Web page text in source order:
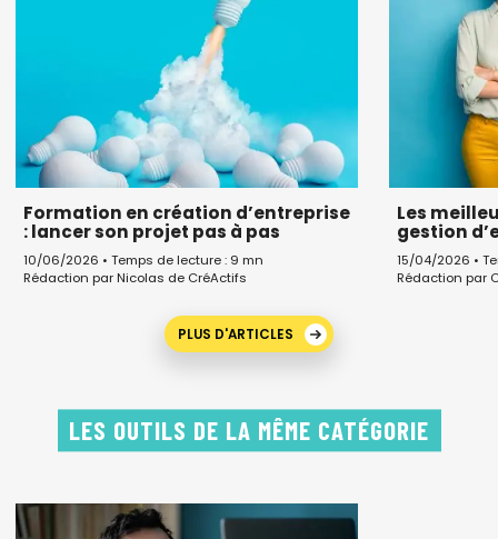
Formation en création d’entreprise
: lancer son projet pas à pas
10/06/2026 • Temps de lecture : 9 mn
Rédaction par Nicolas de CréActifs
Les
gestion
15/04/2026 •
Rédaction par
PLUS D'ARTICLES
LES OUTILS DE LA MÊME CATÉGORIE